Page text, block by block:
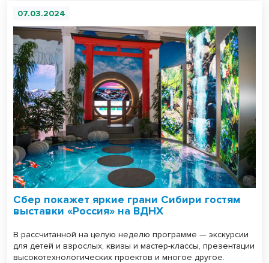
07.03.2024
Сбер покажет яркие грани Сибири гостям
выставки «Россия» на ВДНХ
В рассчитанной на целую неделю программе — экскурсии
для детей и взрослых, квизы и мастер-классы, презентации
высокотехнологических проектов и многое другое.